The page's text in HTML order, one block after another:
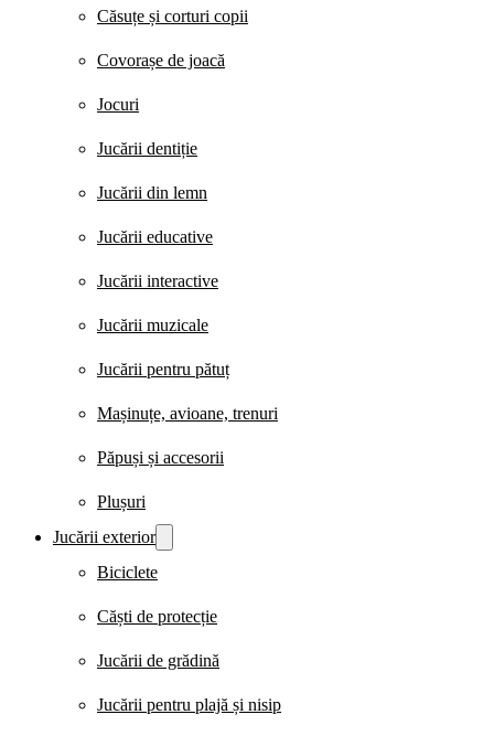
Căsuțe și corturi copii
Covorașe de joacă
Jocuri
Jucării dentiție
Jucării din lemn
Jucării educative
Jucării interactive
Jucării muzicale
Jucării pentru pătuț
Mașinuțe, avioane, trenuri
Păpuși și accesorii
Plușuri
Jucării exterior
Biciclete
Căști de protecție
Jucării de grădină
Jucării pentru plajă și nisip